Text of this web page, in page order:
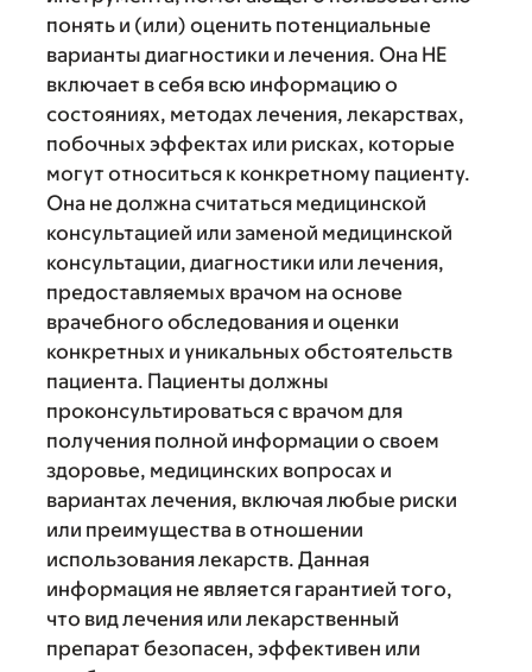
понять и (или) оценить потенциальные
варианты диагностики и лечения. Она НЕ
включает в себя всю информацию о
состояниях, методах лечения, лекарствах,
побочных эффектах или рисках, которые
могут относиться к конкретному пациенту.
Она не должна считаться медицинской
консультацией или заменой медицинской
консультации, диагностики или лечения,
предоставляемых врачом на основе
врачебного обследования и оценки
конкретных и уникальных обстоятельств
пациента. Пациенты должны
проконсультироваться с врачом для
получения полной информации о своем
здоровье, медицинских вопросах и
вариантах лечения, включая любые риски
или преимущества в отношении
использования лекарств. Данная
информация не является гарантией того,
что вид лечения или лекарственный
препарат безопасен, эффективен или